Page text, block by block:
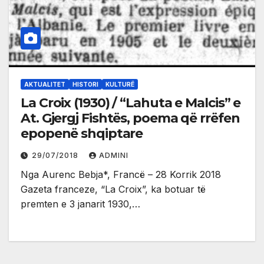
AKTUALITET HISTORI KULTURË
La Croix (1930) / “Lahuta e Malcis” e
At. Gjergj Fishtës, poema që rrëfen
epopenë shqiptare
29/07/2018 ADMINI
Nga Aurenc Bebja*, Francë – 28 Korrik 2018
Gazeta franceze, “La Croix”, ka botuar të
premten e 3 janarit 1930,…